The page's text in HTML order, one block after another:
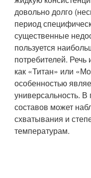
довольно долго
период
существенные
пользуется
потребителей. Речь
как «Титан» или
особенностью
универсальность.
составов может
схватывания и
температурам.